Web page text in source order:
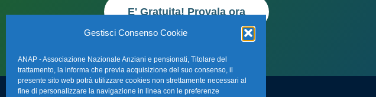
Gestisci Consenso Cookie
ANAP - Associazione Nazionale Anziani e pensionati, Titolare del
trattamento, la informa che previa acquisizione del suo consenso, il
presente sito web potrà utilizzare cookies non strettamente necessari al
fine di personalizzare la navigazione in linea con le preferenze
E' Gratuita! Provala ora